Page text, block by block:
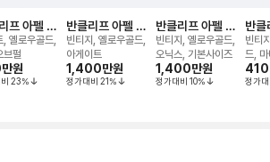
프 아펠 알
네크리스
, 옐로우골드,
브펄
원
23%
반클리프 아펠 알
함브라 10모티브
네크리스
빈티지, 옐로우골드,
아게이트
1,400만원
정가대비 21%
반클리프 아펠 알
함브라 10모티브
네크리스
빈티지, 옐로우골드,
오닉스, 기본사이즈
1,400만원
정가대비 10%
반클
함브
더오
빈티
드,
410
정가